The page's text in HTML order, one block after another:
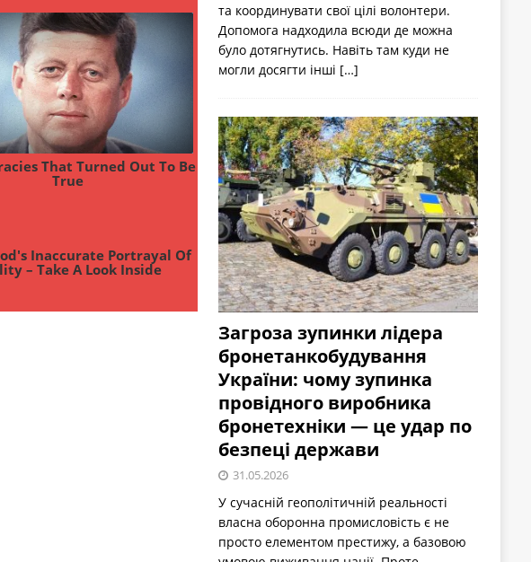
та координувати свої цілі волонтери.
Допомога надходила всюди де можна
було дотягнутись. Навіть там куди не
могли досягти інші […]
Загроза зупинки лідера
бронетанкобудування
України: чому зупинка
провідного виробника
бронетехніки — це удар по
безпеці держави
31.05.2026
У сучасній геополітичній реальності
власна оборонна промисловість є не
просто елементом престижу, а базовою